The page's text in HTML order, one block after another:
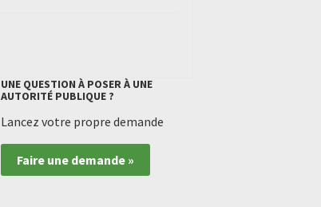
UNE QUESTION À POSER À UNE
AUTORITÉ PUBLIQUE ?
Lancez votre propre demande
Faire une demande »